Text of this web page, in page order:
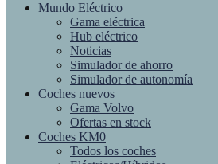
Mundo Eléctrico
Gama eléctrica
Hub eléctrico
Noticias
Simulador de ahorro
Simulador de autonomía
Coches nuevos
Gama Volvo
Ofertas en stock
Coches KM0
Todos los coches